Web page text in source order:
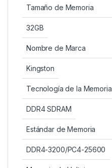
Tamaño de Memoria
32GB
Nombre de Marca
Kingston
Tecnología de la Memoria
DDR4 SDRAM
Estándar de Memoria
DDR4-3200/PC4-25600